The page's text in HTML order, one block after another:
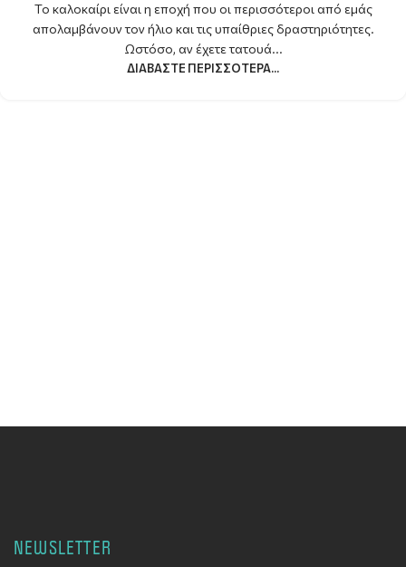
Το καλοκαίρι είναι η εποχή που οι περισσότεροι από εμάς
απολαμβάνουν τον ήλιο και τις υπαίθριες δραστηριότητες.
Ωστόσο, αν έχετε τατουά...
ΔΙΑΒΆΣΤΕ ΠΕΡΙΣΣΌΤΕΡΑ...
NEWSLETTER